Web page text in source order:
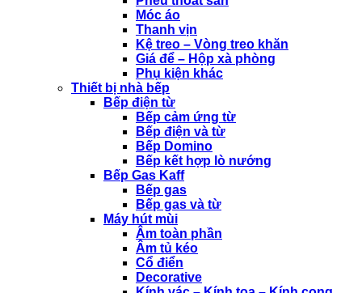
Móc áo
Thanh vịn
Kệ treo – Vòng treo khăn
Giá để – Hộp xà phòng
Phụ kiện khác
Thiết bị nhà bếp
Bếp điện từ
Bếp cảm ứng từ
Bếp điện và từ
Bếp Domino
Bếp kết hợp lò nướng
Bếp Gas Kaff
Bếp gas
Bếp gas và từ
Máy hút mùi
Âm toàn phần
Âm tủ kéo
Cổ điển
Decorative